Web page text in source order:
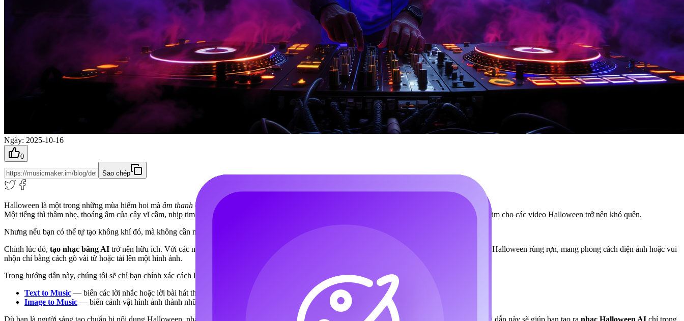
Ngày: 2025-10-16
0
Sao chép
Halloween là một trong những mùa hiếm hoi mà âm thanh quan trọng không kém gì hình ảnh.
Một tiếng thì thầm nhẹ, thoáng âm của cây vĩ cầm, nhịp tim dưới tiếng bass — đó là những chi tiết tạo nên không khí rùng rợn cho ngôi nhà ma ám và làm cho các video Halloween trở nên khó quên.
Nhưng nếu bạn có thể tự tạo không khí đó, mà không cần nhạc cụ, phần mềm chỉnh sửa hay nhiều năm đào tạo âm nhạc thì sao?
Chính lúc đó, tạo nhạc bằng AI trở nên hữu ích. Với các nền tảng như MusicMaker.im
, bất kỳ ai cũng có thể ngay lập tức tạo ra những bản nhạc nền Halloween rùng rợn, mang phong cách điện ảnh hoặc vui
nhộn chỉ bằng cách gõ vài từ hoặc tải lên một hình ảnh.
Trong hướng dẫn này, chúng tôi sẽ chỉ bạn chính xác cách làm — bằng cách sử dụng hai công cụ chủ lực của trang web:
Text to Music — biến các lời nhắc hoặc lời bài hát thành bản hoàn chỉnh
Image to Music — biến cảnh vật hình ảnh thành những bản nhạc không gian
Dù bạn là người sáng tạo chuẩn bị nội dung Halloween, nhà tiếp thị thiết kế quảng cáo lễ hội, hay chỉ đơn giản muốn tạo không khí cho bữa tiệc, hướng dẫn này sẽ giúp bạn tạo ra nhạc Halloween AI chỉ trong